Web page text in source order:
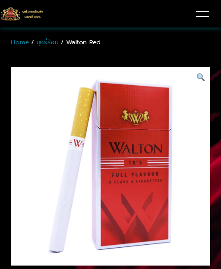
Home / บุหรี่ร้อน / Walton Red